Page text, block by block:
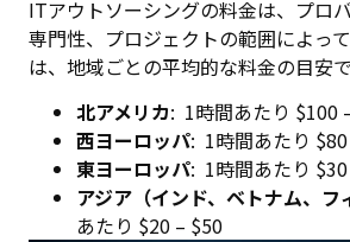
ITアウトソーシングの料金は、プロ
専門性、プロジェクトの範囲によっ
は、地域ごとの平均的な料金の目安
北アメリカ: 1時間あたり $100
西ヨーロッパ: 1時間あたり
東ヨーロッパ: 1時間あたり
アジア（インド、ベトナム、フ
あたり $20 – $50